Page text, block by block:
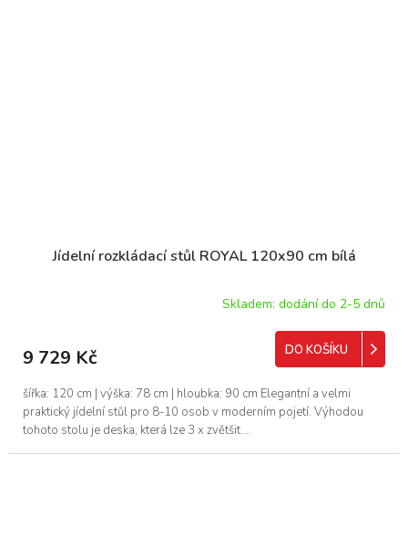
Jídelní rozkládací stůl ROYAL 120x90 cm bílá
Skladem: dodání do 2-5 dnů
9 729 Kč DO KOŠÍKU
šířka: 120 cm | výška: 78 cm | hloubka: 90 cm Elegantní a velmi
praktický jídelní stůl pro 8-10 osob v moderním pojetí. Výhodou
tohoto stolu je deska, která lze 3 x zvětšit....